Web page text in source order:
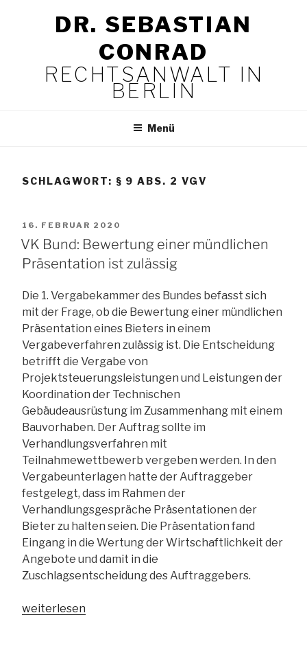
DR. SEBASTIAN
CONRAD
RECHTSANWALT IN
BERLIN
Menü
SCHLAGWORT: § 9 ABS. 2 VGV
VERÖFFENTLICHT
AM
16. FEBRUAR 2020
VK Bund: Bewertung einer mündlichen
Präsentation ist zulässig
Die 1. Vergabekammer des Bundes befasst sich
mit der Frage, ob die Bewertung einer mündlichen
Präsentation eines Bieters in einem
Vergabeverfahren zulässig ist. Die Entscheidung
betrifft die Vergabe von
Projektsteuerungsleistungen und Leistungen der
Koordination der Technischen
Gebäudeausrüstung im Zusammenhang mit einem
Bauvorhaben. Der Auftrag sollte im
Verhandlungsverfahren mit
Teilnahmewettbewerb vergeben werden. In den
Vergabeunterlagen hatte der Auftraggeber
festgelegt, dass im Rahmen der
Verhandlungsgespräche Präsentationen der
Bieter zu halten seien. Die Präsentation fand
Eingang in die Wertung der Wirtschaftlichkeit der
Angebote und damit in die
Zuschlagsentscheidung des Auftraggebers.
„VK
weiterlesen